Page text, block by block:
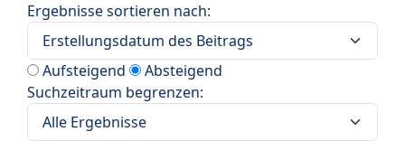
Ergebnisse sortieren nach:
Aufsteigend
Absteigend
Suchzeitraum begrenzen: